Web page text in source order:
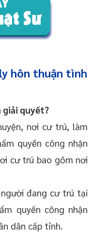
hôn thuận tình
giải quyết?
nơi cư trú, làm
quyền công nhận
cư trú bao gồm nơi
đang cư trú tại
quyền công nhận
dân cấp tỉnh.